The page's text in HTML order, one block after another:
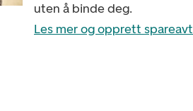
uten å binde deg.
Les mer og opprett